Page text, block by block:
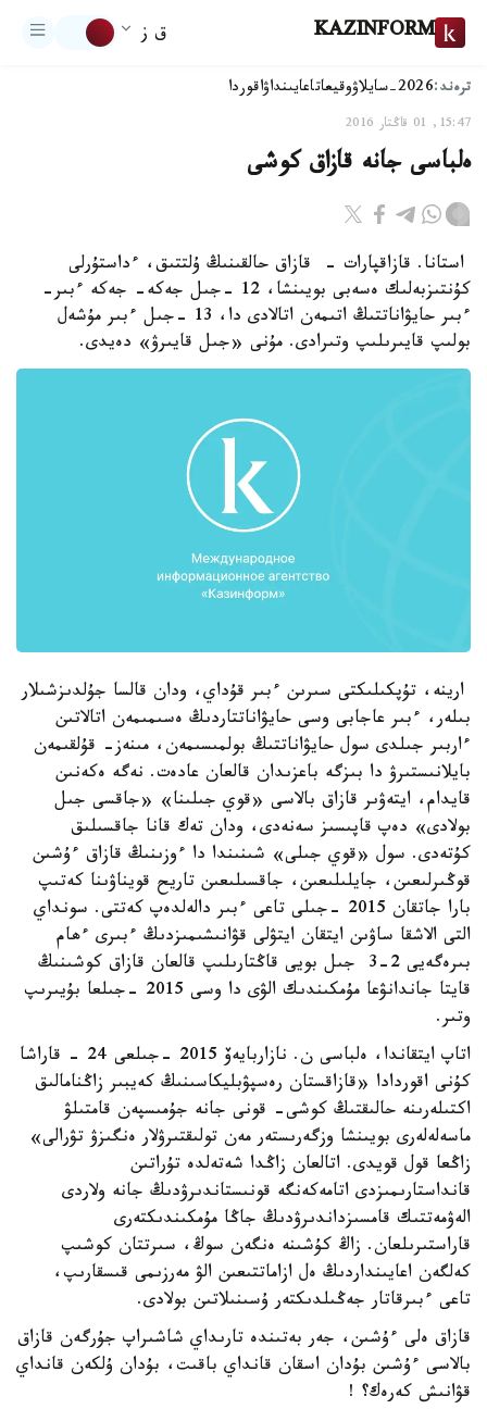
KAZINFORM ق ز
ترەند:2026-سايلاۋ وقيعاتاعايىنداۋاقوردا
15:47, 01 قاڭتار 2016
ەلباسى جانە قازاق كوشى
استانا. قازاقپارات - قازاق حالقىنىڭ ۇلتتىق، ءداستۇرلى
كۇنتىزبەلىك ەسەبى بويىنشا، 12 -جىل جەكە- جەكە ءبىر-
ءبىر حايۋاناتتىڭ اتىمەن اتالادى دا، 13 -جىل ءبىر مۇشەل
بولىپ قايىرىلىپ وتىرادى. مۇنى «جىل قايىرۋ» دەيدى.
ارينە، تۇپكىلىكتى سىرىن ءبىر قۇداي، ودان قالسا جۇلدىزشىلار
بىلەر، ءبىر عاجابى وسى حايۋاناتتاردىڭ ەسىمىمەن اتالاتىن
ءاربىر جىلدى سول حايۋاناتتىڭ بولمىسىمەن، مىنەز- قۇلقىمەن
بايلانىستىرۋ دا بىزگە باعزىدان قالعان عادەت. نەگە ەكەنىن
قايدام، ايتەۋىر قازاق بالاسى «قوي جىلىنا» «جاقسى جىل
بولادى» دەپ قاپىسىز سەنەدى، ودان تەك قانا جاقسىلىق
كۇتەدى. سول «قوي جىلى» شىنىندا دا ءوزىنىڭ قازاق ءۇشىن
قوڭىرلىعىن، جايلىلىعىن، جاقسىلىعىن تاريح قويناۋىنا كەتىپ
بارا جاتقان 2015 -جىلى تاعى ءبىر دالەلدەپ كەتتى. سونداي
التى الاشقا ساۋىن ايتقان ايتۋلى قۋانىشىمىزدىڭ ءبىرى ءھام
بىرەگەيى 2-3 جىل بويى قاڭتارىلىپ قالعان قازاق كوشىنىڭ
قايتا جاندانۋعا مۇمكىندىك الۋى دا وسى 2015 -جىلعا بۇيىرىپ
وتىر.
اتاپ ايتقاندا، ەلباسى ن. نازاربايەۆ 2015 -جىلعى 24 - قاراشا
كۇنى اقوردادا «قازاقستان رەسپۋبليكاسىنىڭ كەيبىر زاڭنامالىق
اكتىلەرىنە حالىقتىڭ كوشى- قونى جانە جۇمىسپەن قامتىلۋ
ماسەلەلەرى بويىنشا وزگەرىستەر مەن تولىقتىرۋلار ەنگىزۋ تۋرالى»
زاڭعا قول قويدى. اتالعان زاڭدا شەتەلدە تۇراتىن
قانداستارىمىزدى اتامەكەنگە قونىستاندىرۋدىڭ جانە ولاردى
الەۋمەتتىك قامسىزداندىرۋدىڭ جاڭا مۇمكىندىكتەرى
قاراستىرىلعان. زاڭ كۇشىنە ەنگەن سوڭ، سىرتتان كوشىپ
كەلگەن اعايىنداردىڭ ەل ازاماتتىعىن الۋ مەرزىمى قىسقارىپ،
تاعى ءبىرقاتار جەڭىلدىكتەر ۇسىنىلاتىن بولادى.
قازاق ەلى ءۇشىن، جەر بەتىندە تارىداي شاشىراپ جۇرگەن قازاق
بالاسى ءۇشىن بۇدان اسقان قانداي باقىت، بۇدان ۇلكەن قانداي
قۋانىش كەرەك؟ !